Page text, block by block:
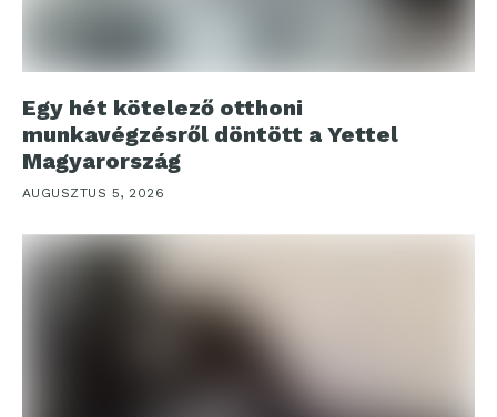
Egy hét kötelező otthoni
munkavégzésről döntött a Yettel
Magyarország
AUGUSZTUS 5, 2026